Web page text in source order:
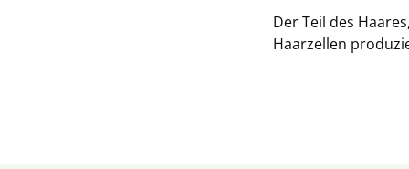
Der Teil des
Haarzellen